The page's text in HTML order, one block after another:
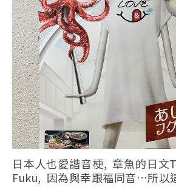
日本人也愛諧音梗, 章魚的日文
Fuku, 因為與幸跟福同音…所以